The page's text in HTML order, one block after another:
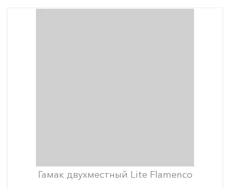
Гамак двухместный Lite Flamenco